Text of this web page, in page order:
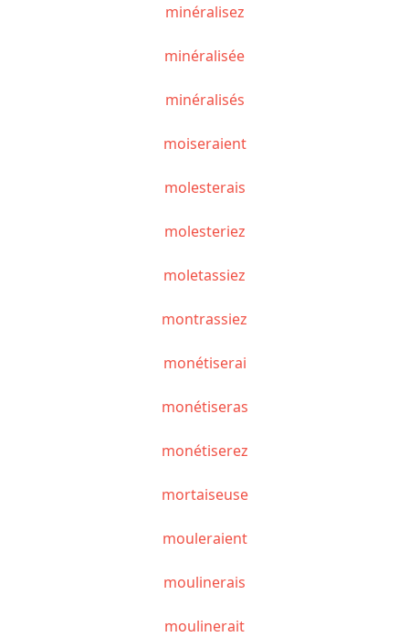
minéralisez
minéralisée
minéralisés
moiseraient
molesterais
molesteriez
moletassiez
montrassiez
monétiserai
monétiseras
monétiserez
mortaiseuse
mouleraient
moulinerais
moulinerait